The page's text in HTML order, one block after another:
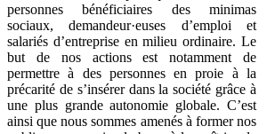
personnes bénéficiaires des minimas
sociaux, demandeur·euses d’emploi et
salariés d’entreprise en milieu ordinaire. Le
but de nos actions est notamment de
permettre à des personnes en proie à la
précarité de s’insérer dans la société grâce à
une plus grande autonomie globale. C’est
ainsi que nous sommes amenés à former nos